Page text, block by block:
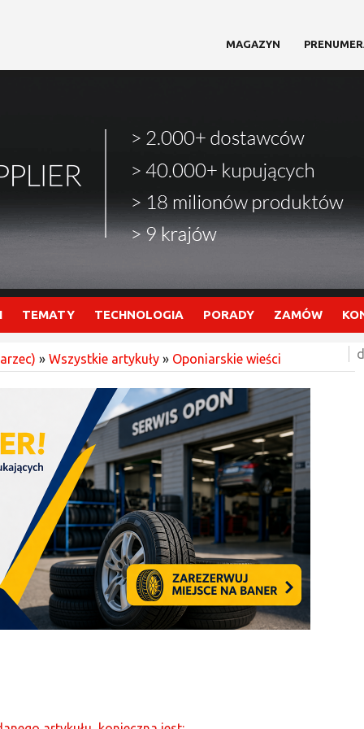
MAGAZYN
TEMATY TECHNOLOGIA PORADY ZAMÓW
» Wszystkie artykuły » Oponiarskie wieści